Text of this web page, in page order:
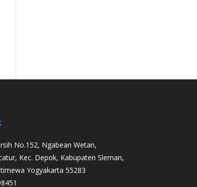
No.152, Ngabean Wetan,
Kec. Depok, Kabupaten Sleman,
Yogyakarta 55283